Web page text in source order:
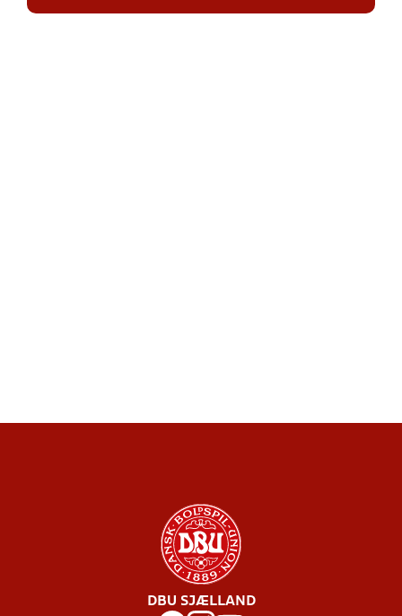
DBU SJÆLLAND